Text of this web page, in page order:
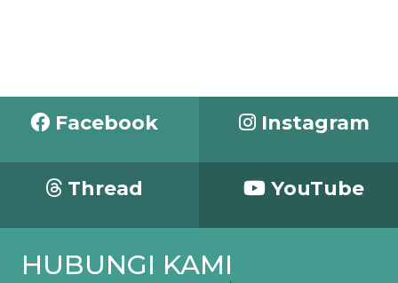
Facebook Instagram
Thread YouTube
HUBUNGI KAMI